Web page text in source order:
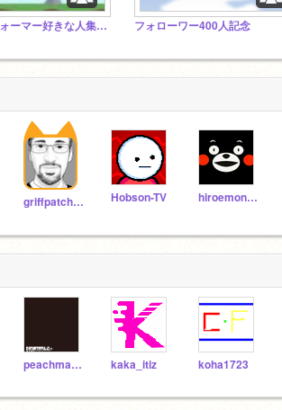
プラットフォーマー好きな人集まれ フォローワー400人記念
griffpatch_tutor Hobson-TV hiroemonkun
peachmarch kaka_itiz koha1723